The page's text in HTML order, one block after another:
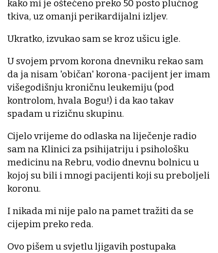
kako mi je oštećeno preko 50 posto plućnog
tkiva, uz omanji perikardijalni izljev.
Ukratko, izvukao sam se kroz ušicu igle.
U svojem prvom korona dnevniku rekao sam
da ja nisam 'običan' korona-pacijent jer imam
višegodišnju kroničnu leukemiju (pod
kontrolom, hvala Bogu!) i da kao takav
spadam u rizičnu skupinu.
Cijelo vrijeme do odlaska na liječenje radio
sam na Klinici za psihijatriju i psihološku
medicinu na Rebru, vodio dnevnu bolnicu u
kojoj su bili i mnogi pacijenti koji su preboljeli
koronu.
I nikada mi nije palo na pamet tražiti da se
cijepim preko reda.
Ovo pišem u svjetlu ljigavih postupaka